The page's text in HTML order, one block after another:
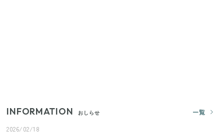
INFORMATION おしらせ
一覧
2026/02/18